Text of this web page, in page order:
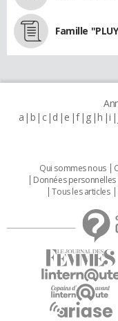
Famille
a b c d e f g h i
Qui sommes nous
Données personnelles
Tous les articles